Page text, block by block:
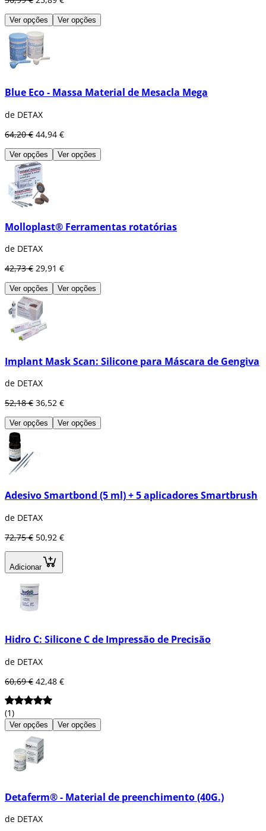
Ver opções Ver opções
Blue Eco - Massa Material de Mesacla Mega
de DETAX
64,20 € 44,94 €
Ver opções Ver opções
Molloplast® Ferramentas rotatórias
de DETAX
42,73 € 29,91 €
Ver opções Ver opções
Implant Mask Scan: Silicone para Máscara de Gengiva
de DETAX
52,18 € 36,52 €
Ver opções Ver opções
Adesivo Smartbond (5 ml) + 5 aplicadores Smartbrush
de DETAX
72,75 € 50,92 €
Adicionar
Hidro C: Silicone C de Impressão de Precisão
de DETAX
60,69 € 42,48 €
(1)
Ver opções Ver opções
Detaferm® - Material de preenchimento (40G.)
de DETAX